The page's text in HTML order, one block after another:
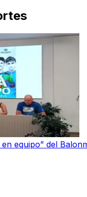
equipo” del